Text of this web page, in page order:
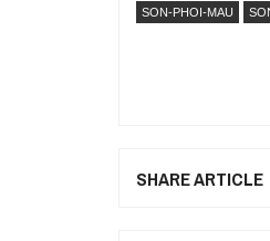
SON-PHOI-MAU
SHARE ARTICLE